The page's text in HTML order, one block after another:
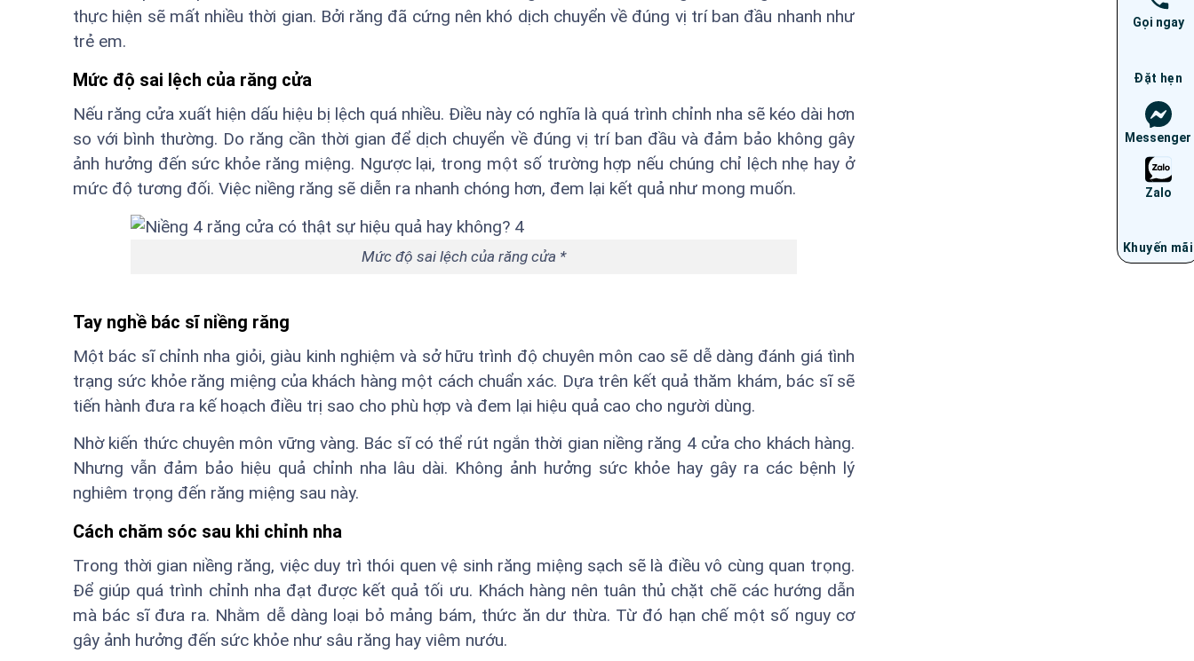
thực hiện sẽ mất nhiều thời gian. Bởi răng đã cứng nên khó dịch chuyển về đúng vị trí ban đầu nhanh như
trẻ em.
Mức độ sai lệch của răng cửa
Nếu răng cửa xuất hiện dấu hiệu bị lệch quá nhiều. Điều này có nghĩa là quá trình chỉnh nha sẽ kéo dài hơn
so với bình thường. Do răng cần thời gian để dịch chuyển về đúng vị trí ban đầu và đảm bảo không gây
ảnh hưởng đến sức khỏe răng miệng. Ngược lại, trong một số trường hợp nếu chúng chỉ lệch nhẹ hay ở
mức độ tương đối. Việc niềng răng sẽ diễn ra nhanh chóng hơn, đem lại kết quả như mong muốn.
Mức độ sai lệch của răng cửa *
Tay nghề bác sĩ niềng răng
Một bác sĩ chỉnh nha giỏi, giàu kinh nghiệm và sở hữu trình độ chuyên môn cao sẽ dễ dàng đánh giá tình
trạng sức khỏe răng miệng của khách hàng một cách chuẩn xác. Dựa trên kết quả thăm khám, bác sĩ sẽ
tiến hành đưa ra kế hoạch điều trị sao cho phù hợp và đem lại hiệu quả cao cho người dùng.
Nhờ kiến thức chuyên môn vững vàng. Bác sĩ có thể rút ngắn thời gian niềng răng 4 cửa cho khách hàng.
Nhưng vẫn đảm bảo hiệu quả chỉnh nha lâu dài. Không ảnh hưởng sức khỏe hay gây ra các bệnh lý
nghiêm trọng đến răng miệng sau này.
Cách chăm sóc sau khi chỉnh nha
Trong thời gian niềng răng, việc duy trì thói quen vệ sinh răng miệng sạch sẽ là điều vô cùng quan trọng.
Để giúp quá trình chỉnh nha đạt được kết quả tối ưu. Khách hàng nên tuân thủ chặt chẽ các hướng dẫn
mà bác sĩ đưa ra. Nhằm dễ dàng loại bỏ mảng bám, thức ăn dư thừa. Từ đó hạn chế một số nguy cơ
gây ảnh hưởng đến sức khỏe như sâu răng hay viêm nướu.
Gọi ngay
Đặt hẹn
Messenger
Zalo
Khuyến mãi